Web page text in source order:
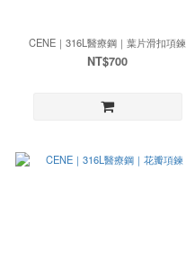
CENE｜316L醫療鋼｜葉片滑扣項鍊
NT$700